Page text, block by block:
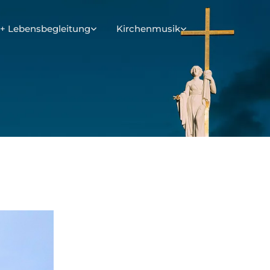
Lebensbegleitung Kirchenmusik